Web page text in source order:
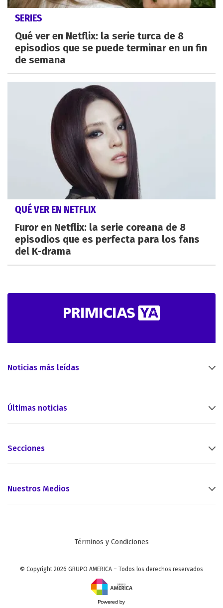
SERIES
Qué ver en Netflix: la serie turca de 8
episodios que se puede terminar en un fin
de semana
QUÉ VER EN NETFLIX
Furor en Netflix: la serie coreana de 8
episodios que es perfecta para los fans
del K-drama
Noticias más leídas
Últimas noticias
Secciones
Nuestros Medios
Términos y Condiciones
© Copyright 2026 GRUPO AMERICA – Todos los derechos reservados